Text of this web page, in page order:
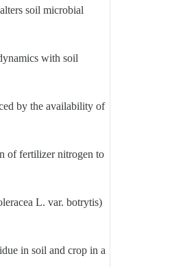
soil microbial
with soil
by the availability of
of fertilizer nitrogen to
L. var. botrytis)
in soil and crop in a